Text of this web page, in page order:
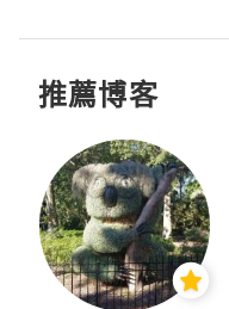
推薦博客